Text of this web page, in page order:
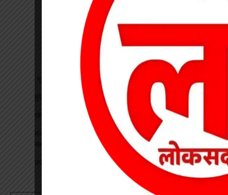
भू-प्रभावित युवाओं को रोजगार देने की मांग, महाप्रबंधक को सौंपा ज्ञापन
बुंदेली-सुतर्रा मार्ग की बदहाली पर चक्काजाम, चार घंटे थमे वाहनों के पहिए
खेत में काम कर रहे किसान पर गिरी गाज, मौत
मजदूरी के 10 हजार लूटकर मजदूर को अहिरन नदी में फेंका, लकड़ी के
उप जेल का कलेक्टर-एसपी ने किया निरीक्षण
August 2026